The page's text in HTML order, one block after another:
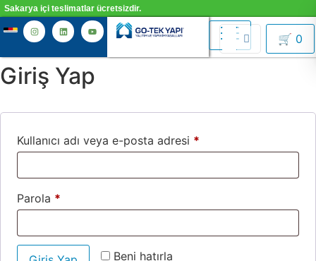
Sakarya içi teslimatlar ücretsizdir.
🛒 0
Giriş Yap
Kullanıcı adı veya e-posta adresi *
Parola *
Beni hatırla